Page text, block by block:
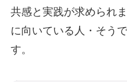
共感と実践が求められ
に向いている人・そう
す。